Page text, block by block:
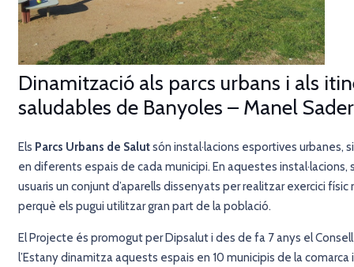
Dinamització als parcs urbans i als
saludables de Banyoles – Manel
Els Parcs Urbans de Salutsón instal·lacions esportives urbanes,
en diferents espais de cada municipi. En aquestes instal·lacions,
usuaris un conjunt d’aparells dissenyats per realitzar exercici
perquè els pugui utilitzar gran part de la població.
El Projecte és promogut per Dipsalut i des de fa 7 anys el
l’Estanydinamitza aquests espais en 10 municipis de la comarca